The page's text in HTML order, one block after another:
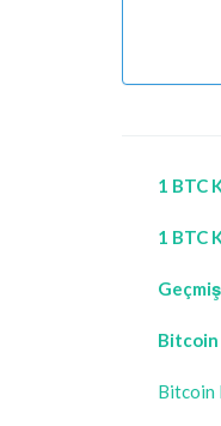
1 BTC
1 BTC
Bitcoin
Bitcoin